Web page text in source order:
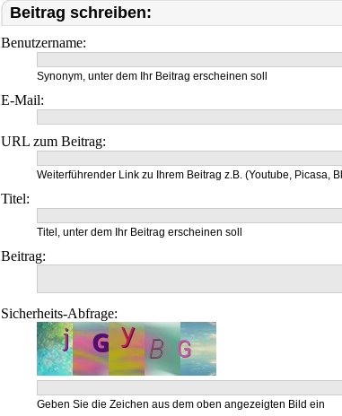
Beitrag schreiben:
Benutzername:
Synonym, unter dem Ihr Beitrag erscheinen soll
E-Mail:
URL zum Beitrag:
Weiterführender Link zu Ihrem Beitrag z.B. (Youtube, Picasa,
Titel:
Titel, unter dem Ihr Beitrag erscheinen soll
Beitrag:
Sicherheits-Abfrage:
Geben Sie die Zeichen aus dem oben angezeigten Bild ein